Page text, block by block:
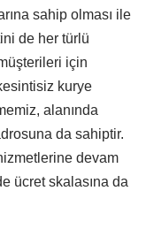
sahip olması ile
de her türlü
için
kurye
alanında
da sahiptir.
devam
ücret skalasına da